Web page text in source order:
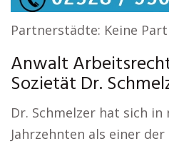
Partnerstädte: Keine
Anwalt
Sozietät Dr.
Dr. Schmelzer hat sich in
Jahrzehnten als einer